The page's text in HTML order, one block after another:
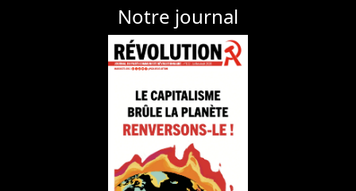
Notre journal